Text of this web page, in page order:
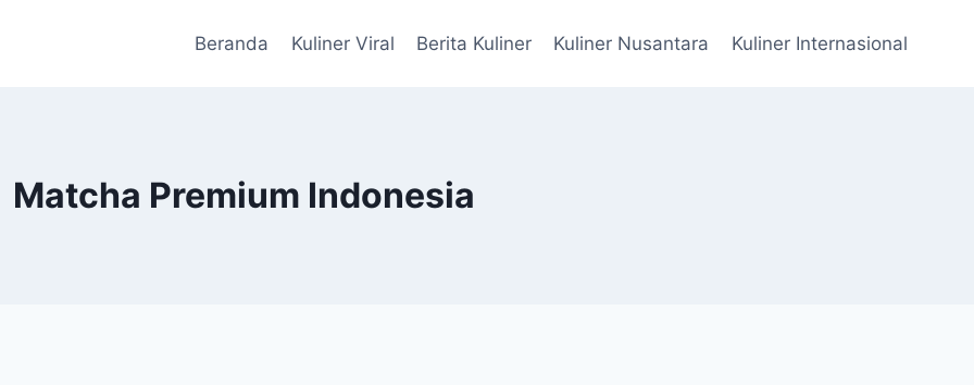
Beranda Kuliner Viral Berita Kuliner Kuliner Nusantara Kuliner Internasional
Matcha Premium Indonesia